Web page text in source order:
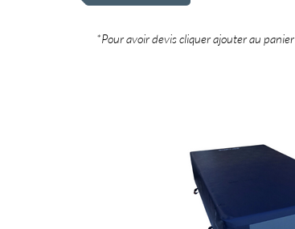
*Pour avoir devis cliquer ajouter au panier